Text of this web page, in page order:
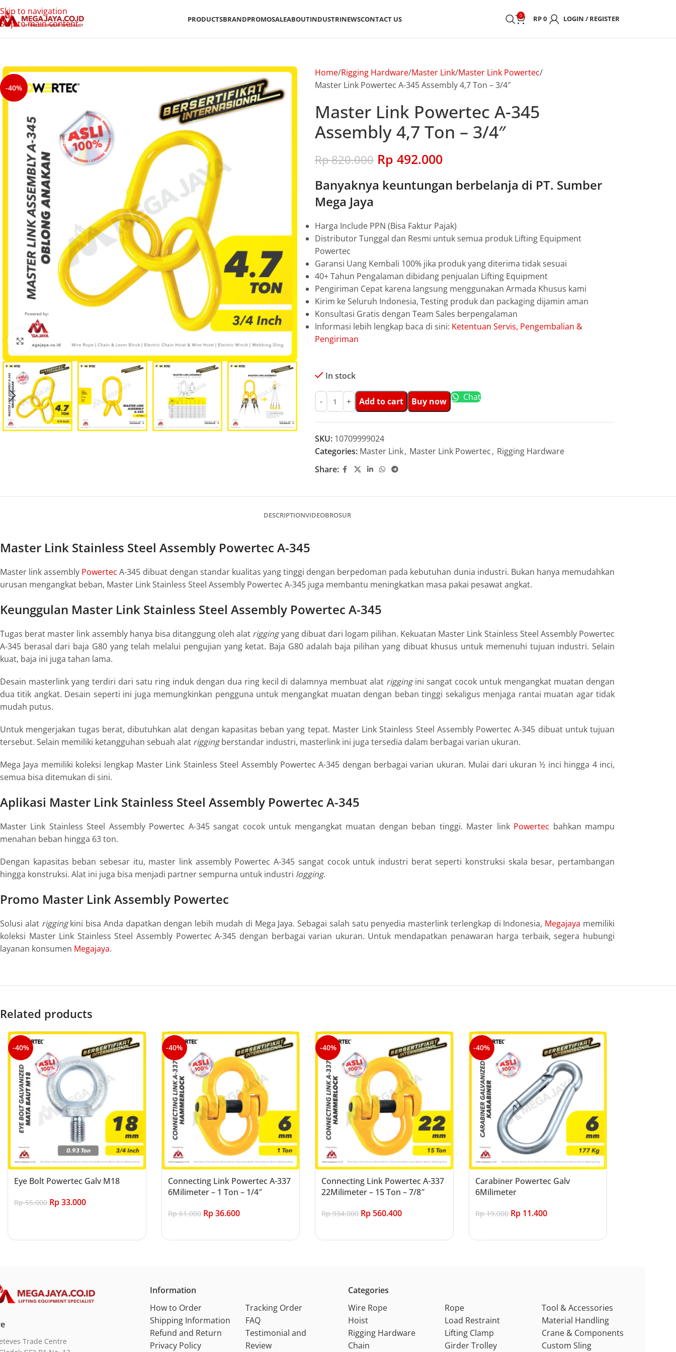
Skip to navigation
Skip to main content
PRODUCTSBRANDPROMOSALEABOUTINDUSTRINEWSCONTACT US 0 RP0 LOGIN / REGISTER
-40%
Click to enlarge
Home Rigging Hardware Master Link Master Link Powertec
Master Link Powertec A-345 Assembly 4,7 Ton – 3/4″
Master Link Powertec A-345
Assembly 4,7 Ton – 3/4″
Rp820.000 Rp 492.000
Banyaknya keuntungan berbelanja di PT. Sumber
Mega Jaya
Harga Include PPN (Bisa Faktur Pajak)
Distributor Tunggal dan Resmi untuk semua produk Lifting Equipment
Powertec
Garansi Uang Kembali 100% jika produk yang diterima tidak sesuai
40+ Tahun Pengalaman dibidang penjualan Lifting Equipment
Pengiriman Cepat karena langsung menggunakan Armada Khusus kami
Kirim ke Seluruh Indonesia, Testing produk dan packaging dijamin aman
Konsultasi Gratis dengan Team Sales berpengalaman
Informasi lebih lengkap baca di sini: Ketentuan Servis, Pengembalian &
Pengiriman
In stock
Add to cart Buy now Chat
SKU: 10709999024
Categories: Master Link, Master Link Powertec, Rigging Hardware
Share:
DESCRIPTIONVIDEOBROSUR
Master Link Stainless Steel Assembly Powertec A-345
Master link assembly Powertec A-345 dibuat dengan standar kualitas yang tinggi dengan berpedoman pada kebutuhan dunia industri. Bukan hanya memudahkan
urusan mengangkat beban, Master Link Stainless Steel Assembly Powertec A-345 juga membantu meningkatkan masa pakai pesawat angkat.
Keunggulan Master Link Stainless Steel Assembly Powertec A-345
Tugas berat master link assembly hanya bisa ditanggung oleh alat riggingyang dibuat dari logam pilihan. Kekuatan Master Link Stainless Steel Assembly Powertec
A-345 berasal dari baja G80 yang telah melalui pengujian yang ketat. Baja G80 adalah baja pilihan yang dibuat khusus untuk memenuhi tujuan industri. Selain
kuat, baja ini juga tahan lama.
Desain masterlink yang terdiri dari satu ring induk dengan dua ring kecil di dalamnya membuat alat riggingini sangat cocok untuk mengangkat muatan dengan
dua titik angkat. Desain seperti ini juga memungkinkan pengguna untuk mengangkat muatan dengan beban tinggi sekaligus menjaga rantai muatan agar tidak
mudah putus.
Untuk mengerjakan tugas berat, dibutuhkan alat dengan kapasitas beban yang tepat. Master Link Stainless Steel Assembly Powertec A-345 dibuat untuk tujuan
tersebut. Selain memiliki ketangguhan sebuah alat riggingberstandar industri, masterlink ini juga tersedia dalam berbagai varian ukuran.
Mega Jaya memiliki koleksi lengkap Master Link Stainless Steel Assembly Powertec A-345 dengan berbagai varian ukuran. Mulai dari ukuran ½ inci hingga 4 inci,
semua bisa ditemukan di sini.
Aplikasi Master Link Stainless Steel Assembly Powertec A-345
Master Link Stainless Steel Assembly Powertec A-345 sangat cocok untuk mengangkat muatan dengan beban tinggi. Master link Powertec bahkan mampu
menahan beban hingga 63 ton.
Dengan kapasitas beban sebesar itu, master link assembly Powertec A-345 sangat cocok untuk industri berat seperti konstruksi skala besar, pertambangan
hingga konstruksi. Alat ini juga bisa menjadi partner sempurna untuk industri logging.
Promo Master Link Assembly Powertec
Solusi alat riggingkini bisa Anda dapatkan dengan lebih mudah di Mega Jaya. Sebagai salah satu penyedia masterlink terlengkap di Indonesia, Megajaya memiliki
koleksi Master Link Stainless Steel Assembly Powertec A-345 dengan berbagai varian ukuran. Untuk mendapatkan penawaran harga terbaik, segera hubungi
layanan konsumen Megajaya.
Related products
-40%
Eye Bolt Powertec Galv M18
Rp55.000 Rp33.000
-40%
Connecting Link Powertec A-337
6Milimeter – 1 Ton – 1/4″
Rp61.000 Rp36.600
-40%
Connecting Link Powertec A-337
22Milimeter – 15 Ton – 7/8″
Rp934.000 Rp560.400
-40%
Carabiner Powertec Galv
6Milimeter
Rp19.000 Rp11.400
Trade Centre
Information
How to Order
Shipping Information
Refund and Return
Privacy Policy
Tracking Order
FAQ
Testimonial and
Review
Categories
Wire Rope
Hoist
Rigging Hardware
Chain
Rope
Load Restraint
Lifting Clamp
Girder Trolley
Tool & Accessories
Material Handling
Crane & Components
Custom Sling